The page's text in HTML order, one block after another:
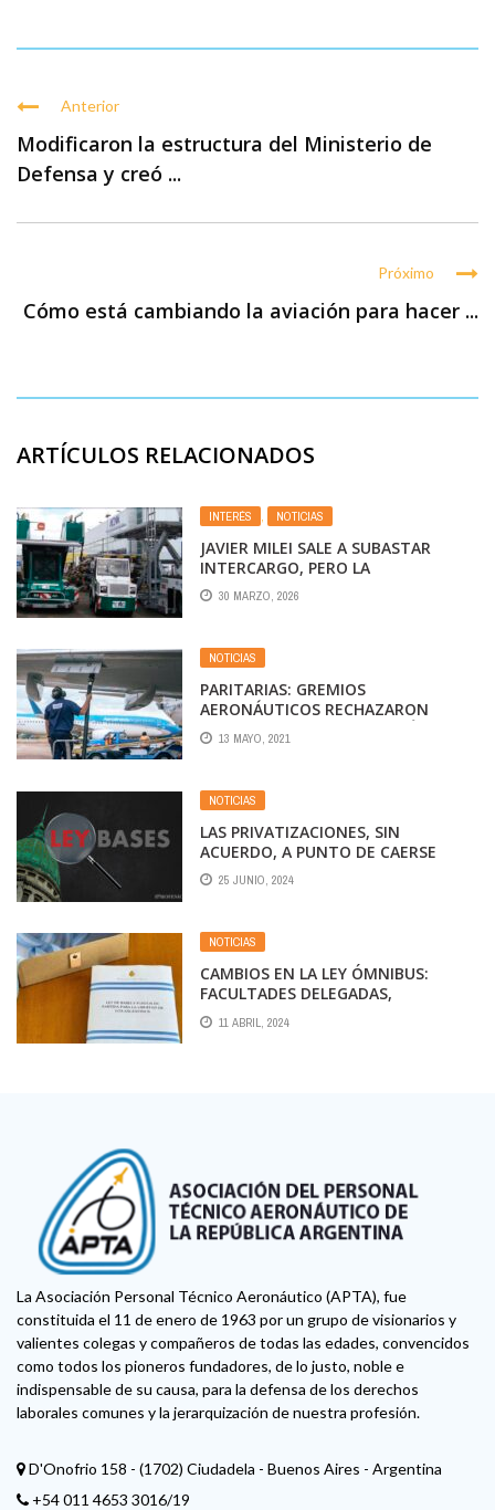
Anterior
Modificaron la estructura del Ministerio de
Defensa y creó ...
Próximo
Cómo está cambiando la aviación para hacer ...
ARTÍCULOS RELACIONADOS
INTERÉS , NOTICIAS
JAVIER MILEI SALE A SUBASTAR
INTERCARGO, PERO LA
DESREGULACIÓN DE FEDERICO
STURZENEGGER LE BAJÓ EL PRECIO
30 MARZO, 2026
NOTICIAS
PARITARIAS: GREMIOS
AERONÁUTICOS RECHAZARON
OFERTA SALARIAL DE AEROLÍNEAS
ARGENTINAS
13 MAYO, 2021
NOTICIAS
LAS PRIVATIZACIONES, SIN
ACUERDO, A PUNTO DE CAERSE
25 JUNIO, 2024
NOTICIAS
CAMBIOS EN LA LEY ÓMNIBUS:
FACULTADES DELEGADAS,
PRIVATIZACIONES Y REFORMA
LABORAL
11 ABRIL, 2024
La Asociación Personal Técnico Aeronáutico (APTA), fue
constituida el 11 de enero de 1963 por un grupo de visionarios y
valientes colegas y compañeros de todas las edades, convencidos
como todos los pioneros fundadores, de lo justo, noble e
indispensable de su causa, para la defensa de los derechos
laborales comunes y la jerarquización de nuestra profesión.
D'Onofrio 158 - (1702) Ciudadela - Buenos Aires - Argentina
+54 011 4653 3016/19